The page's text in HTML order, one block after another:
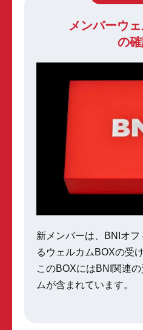
メンバーウ
の
新メンバーは、BNIオフ
るウェルカムBOXの受
このBOXにはBNI関連
ムが含まれています。